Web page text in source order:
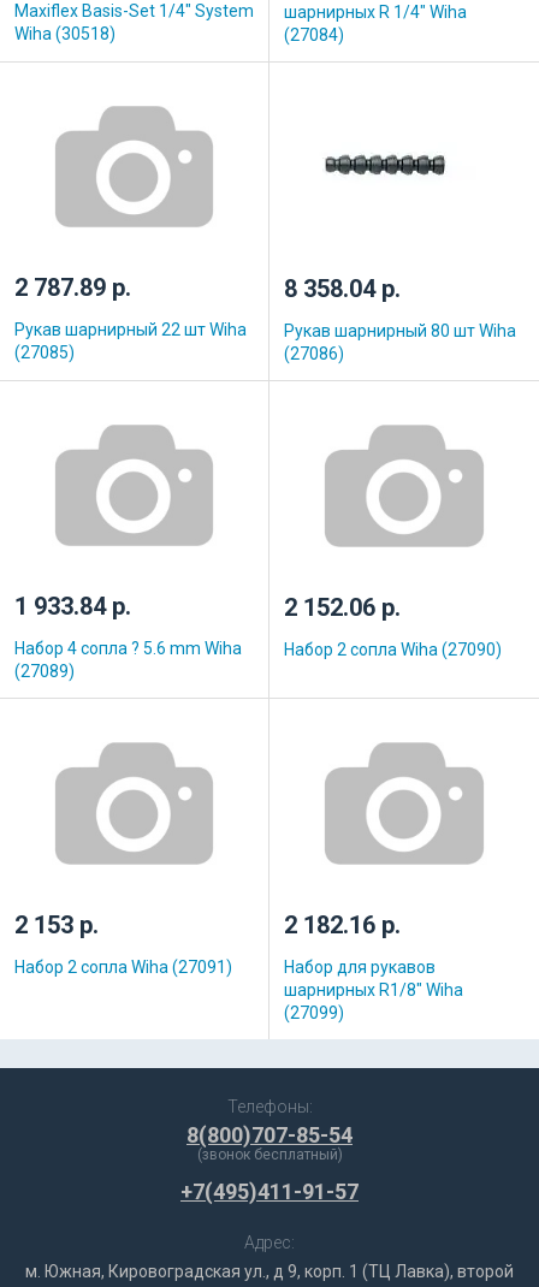
Maxiflex Basis-Set 1/4" System
Wiha (30518)
шарнирных R 1/4" Wiha
(27084)
2 787.89 р.
Рукав шарнирный 22 шт Wiha
(27085)
8 358.04 р.
Рукав шарнирный 80 шт Wiha
(27086)
1 933.84 р.
Набор 4 сопла ? 5.6 mm Wiha
(27089)
2 152.06 р.
Набор 2 сопла Wiha (27090)
2 153 р.
Набор 2 сопла Wiha (27091)
2 182.16 р.
Набор для рукавов
шарнирных R1/8" Wiha
(27099)
Телефоны:
8(800)707-85-54
(звонок бесплатный)
+7(495)411-91-57
Адрес:
м. Южная, Кировоградская ул., д 9, корп. 1 (ТЦ Лавка), второй